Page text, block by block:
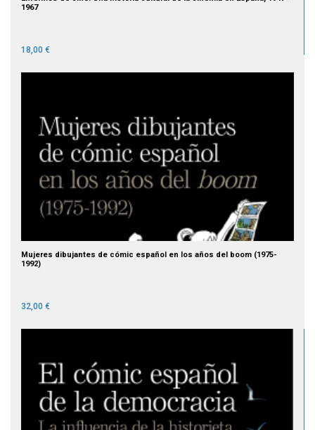
1967
18,00 €
Mujeres dibujantes de cómic español en los años del boom (1975-
1992)
32,00 €